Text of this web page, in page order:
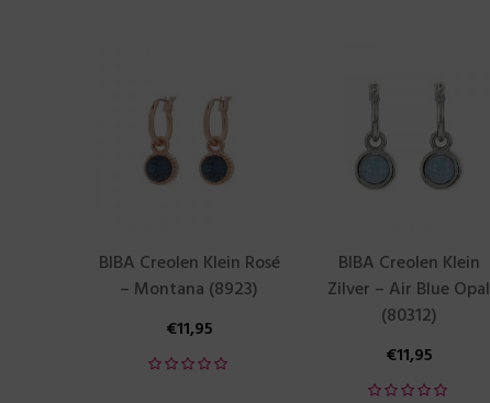
BIBA Creolen Klein Rosé
– Montana (8923)
€11,95
BIBA Creolen Klein
Zilver – Air Blue Opal
(80312)
€11,95